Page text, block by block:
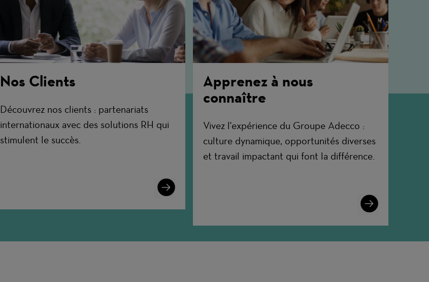
Nos Clients
Découvrez nos clients : partenariats
internationaux avec des solutions RH qui
stimulent le succès.
Learn
More
Apprenez à nous
connaître
Vivez l'expérience du Groupe Adecco :
culture dynamique, opportunités diverses
et travail impactant qui font la différence.
Learn
More